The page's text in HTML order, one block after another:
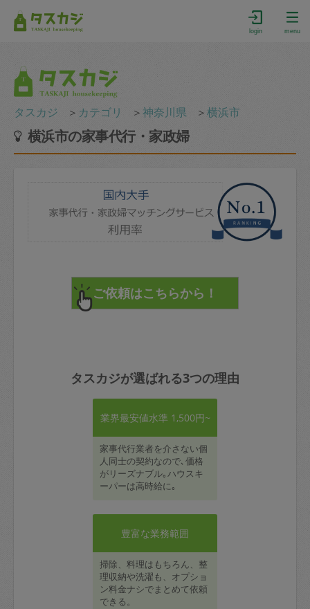
login menu
タスカジ ＞ カテゴリ ＞神奈川県 ＞横浜市
横浜市の家事代行・家政婦
タスカジが選ばれる3つの理由
業界最安値水準 1,500円~
家事代行業者を介さない個
人同士の契約なので､価格
がリーズナブル｡ハウスキ
ーパーは高時給に｡
豊富な業務範囲
掃除、料理はもちろん、整
理収納や洗濯も、オプショ
ン料金ナシでまとめて依頼
できる。